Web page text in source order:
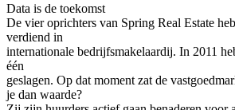
Data is de toekomst
De vier oprichters van Spring Real Estate
verdiend in
internationale bedrijfsmakelaardij. In 2011
één
geslagen. Op dat moment zat de
je dan waarde?